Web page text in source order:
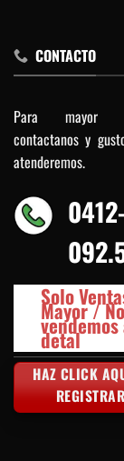
CONTACTO
Para mayor
contactanos y
atenderemos.
Solo
Mayor / No
vendemos
detal
HAZ CLICK